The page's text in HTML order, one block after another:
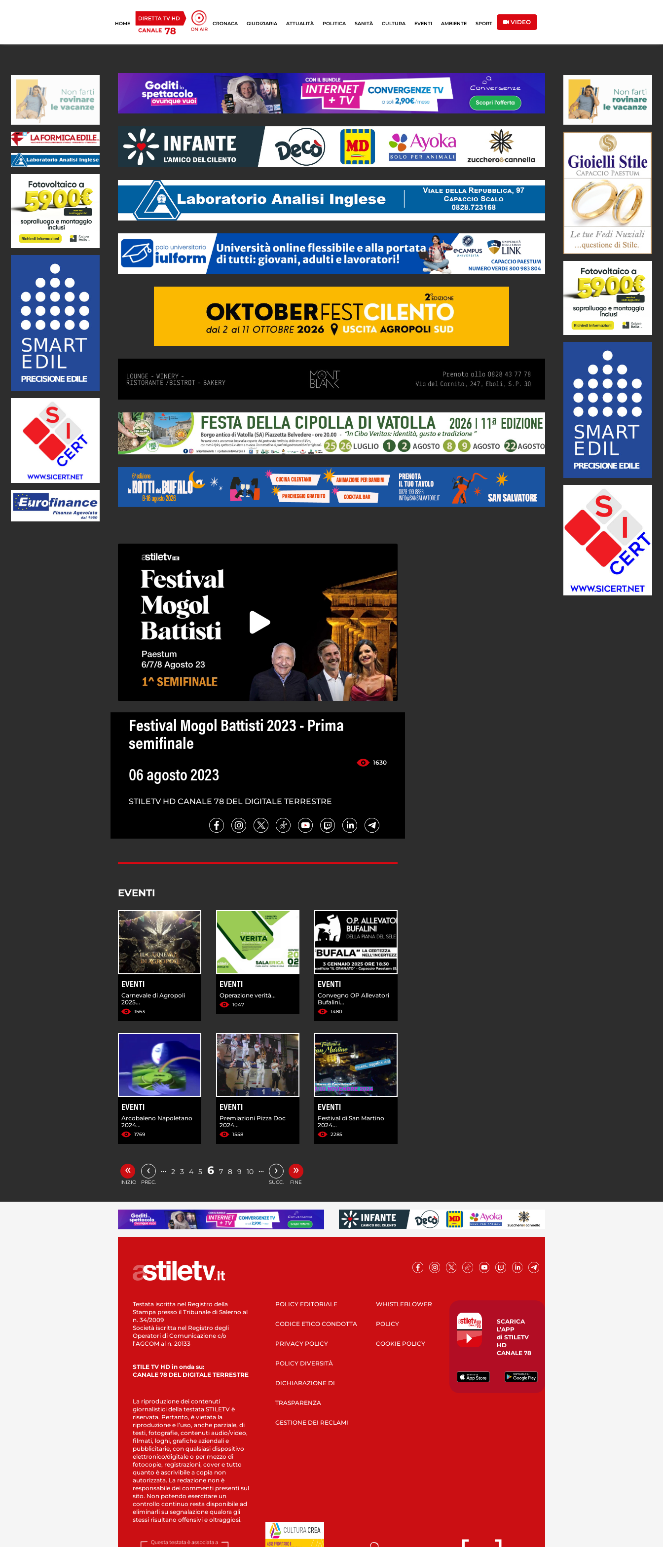
HOME CRONACA GIUDIZIARIA ATTUALITÀ POLITICA SANITÀ CULTURA EVENTI AMBIENTE SPORT VIDEO
Festival Mogol Battisti 2023 - Prima
semifinale
1630
06 agosto 2023
STILETV HD CANALE 78 DEL DIGITALE TERRESTRE
EVENTI
EVENTI
Carnevale di Agropoli
2025...
1563
EVENTI
Operazione verità...
1047
EVENTI
Convegno OP Allevatori
Bufalini...
1480
EVENTI
Arcobaleno Napoletano
2024...
1769
EVENTI
Premiazioni Pizza Doc
2024...
1558
EVENTI
Festival di San Martino
2024...
2285
«
INIZIO
‹
PREC.
… 2 3 4 5 6 7 8 9 10 … ›
SUCC.
»
FINE
Testata iscritta nel Registro della
Stampa presso il Tribunale di Salerno al
n. 34/2009
Società iscritta nel Registro degli
Operatori di Comunicazione c/o
l’AGCOM al n. 20133
STILE TV HD in onda su:
CANALE 78 DEL DIGITALE TERRESTRE
La riproduzione dei contenuti
giornalistici della testata STILETV è
riservata. Pertanto, è vietata la
riproduzione e l’uso, anche parziale, di
testi, fotografie, contenuti audio/video,
filmati, loghi, grafiche aziendali e
pubblicitarie, con qualsiasi dispositivo
elettronico/digitale o per mezzo di
fotocopie, registrazioni, cover e tutto
quanto è ascrivibile a copia non
autorizzata. La redazione non è
responsabile dei commenti presenti sul
sito. Non potendo esercitare un
controllo continuo resta disponibile ad
eliminarli su segnalazione qualora gli
stessi risultano offensivi e oltraggiosi.
POLICY EDITORIALE
CODICE ETICO CONDOTTA
PRIVACY POLICY
POLICY DIVERSITÀ
DICHIARAZIONE DI
TRASPARENZA
GESTIONE DEI RECLAMI
WHISTLEBLOWER
POLICY
COOKIE POLICY
SCARICA
L’APP
di STILETV
HD
CANALE 78